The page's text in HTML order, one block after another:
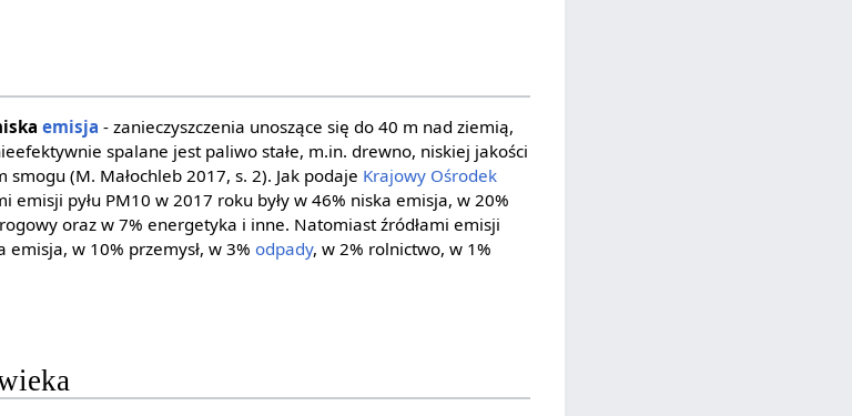
emisja - zanieczyszczenia unoszące się do 40 m nad ziemią,
spalane jest paliwo stałe, m.in. drewno, niskiej jakości
(M. Małochleb 2017, s. 2). Jak podaje Krajowy Ośrodek
emisji pyłu PM10 w 2017 roku były w 46% niska emisja, w 20%
oraz w 7% energetyka i inne. Natomiast źródłami emisji
emisja, w 10% przemysł, w 3%odpady, w 2% rolnictwo, w 1%